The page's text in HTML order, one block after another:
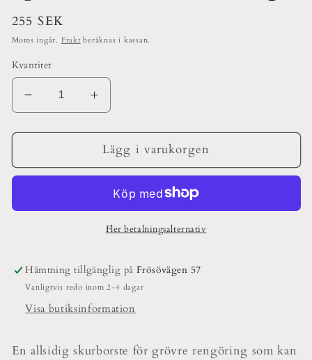
Ordinarie
pris
255 SEK
Moms ingår. Fraktberäknas i kassan.
Kvantitet
Minska
kvantitet
för
Med
Öka
kvantitet
för
Spisborste
Med
Lägg i varukorgen
Fler betalningsalternativ
Hämtning tillgänglig på Frösövägen 57
Vanligtvis redo inom 2-4 dagar
Visa butiksinformation
En allsidig skurborste för grövre rengöring som kan